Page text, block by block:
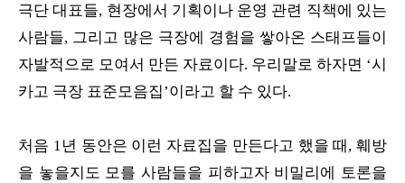
극단 대표들, 현장에서 기획이나 운영 관련 직책에 있는
사람들, 그리고 많은 극장에 경험을 쌓아온 스태프들이
자발적으로 모여서 만든 자료이다. 우리말로 하자면 ‘시
카고 극장 표준모음집’이라고 할 수 있다.
처음 1년 동안은 이런 자료집을 만든다고 했을 때, 훼방
을 놓을지도 모를 사람들을 피하고자 비밀리에 토론을